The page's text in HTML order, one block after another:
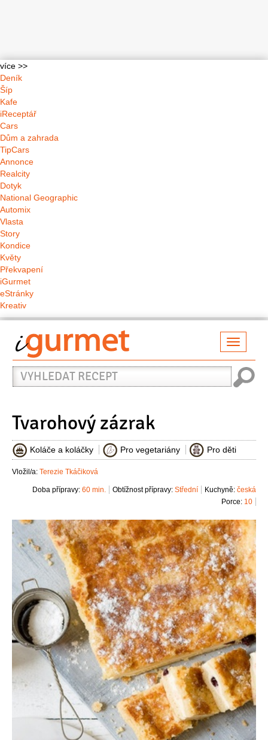
více >>
Deník
Šíp
Kafe
iReceptář
Cars
Dům a zahrada
TipCars
Annonce
Realcity
Dotyk
National Geographic
Automix
Vlasta
Story
Kondice
Květy
Překvapení
iGurmet
eStránky
Kreativ
Vyhledat
recept
Tvarohový zázrak
Koláče a koláčky Pro vegetariány Pro děti
Vložil/a: Terezie Tkáčiková
Kuchyně: česká
Obtížnost přípravy: Střední
Doba přípravy: 60 min.
Porce: 10